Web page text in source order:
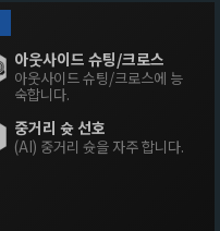
아웃사이드 슈팅/크로스
아웃사이드 슈팅/크로스에 능
숙합니다.
중거리 슛 선호
(AI) 중거리 슛을 자주 합니다.